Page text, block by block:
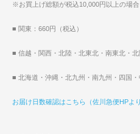
※お買上げ総額が税込10,000円以上の場合
■ 関東：660円（税込）
■ 信越・関西・北陸・北東北・南東北・北
■ 北海道・沖縄・北九州・南九州・四国・
お届け日数確認はこちら（佐川急便HPより